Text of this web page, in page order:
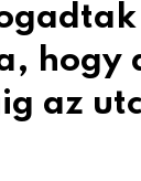
hogy
az